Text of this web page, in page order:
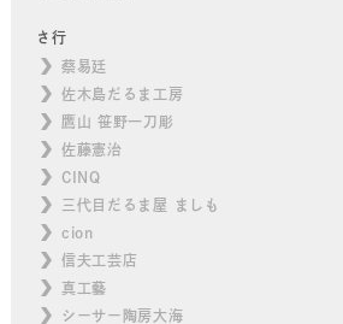
さ行
蔡易廷
佐木島だるま工房
鷹山 笹野一刀彫
佐藤憲治
CINQ
三代目だるま屋 ましも
cion
信夫工芸店
真工藝
シーサー陶房大海